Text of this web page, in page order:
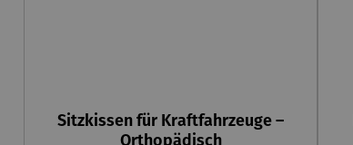
Sitzkissen für Kraftfahrzeuge –
Orthopädisch